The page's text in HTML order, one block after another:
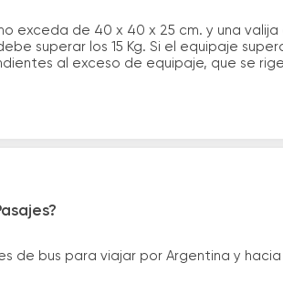
exceda de 40 x 40 x 25 cm. y una
superar los 15 Kg. Si el equipaje
al exceso de equipaje, que se
de bus para viajar por Argentina y